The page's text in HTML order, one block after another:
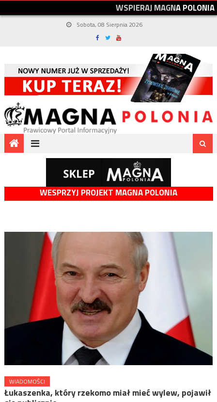
WSPIERAJMAGNAPOLONIA
Sobota, 08 Sierpnia 2026
WESPRZYJ PROJEKT MAGNA POLONIA
WIADOMOŚCI
Łukaszenka, który rzekomo miał mieć wylew, pojawił